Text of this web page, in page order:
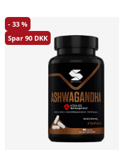
33
90